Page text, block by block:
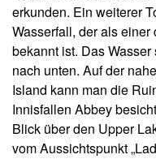
erkunden. Ein weiterer
Wasserfall, der als
bekannt ist. Das
nach unten. Auf der
Island kann man die
Innisfallen Abbey
Blick über den Upper
vom Aussichtspunkt